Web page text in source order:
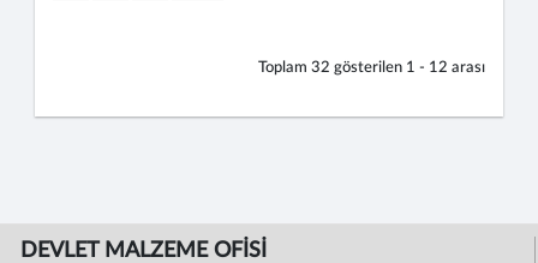
Toplam 32 gösterilen 1 - 12 arası
DEVLET MALZEME OFİSİ